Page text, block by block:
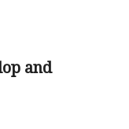
and